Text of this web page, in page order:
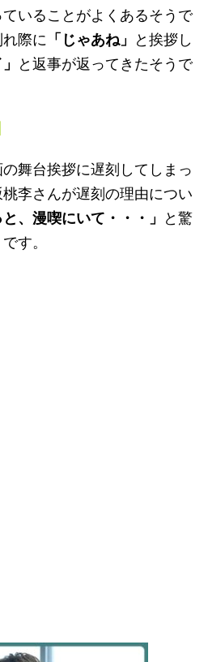
いることがよくあるそうで
際に 「じゃあね」
と挨拶し
と返事が返ってきたそうで
舞台挨拶に遅刻してしまっ
李さんが遅刻の理由につい
と、漫喫にいて・・・」
と驚
す。